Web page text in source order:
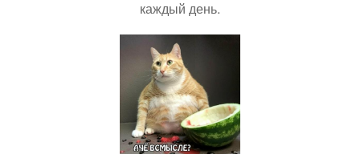
каждый день.